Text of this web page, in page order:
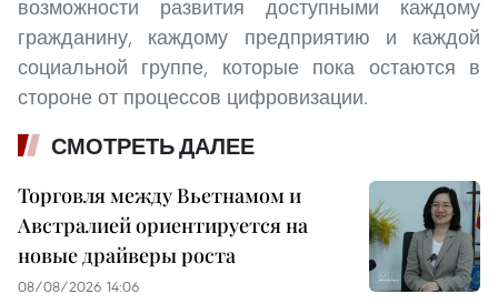
возможности развития доступными каждому
гражданину, каждому предприятию и каждой
социальной группе, которые пока остаются в
стороне от процессов цифровизации.
СМОТРЕТЬ ДАЛЕЕ
Торговля между Вьетнамом и
Австралией ориентируется на
новые драйверы роста
08/08/2026 14:06